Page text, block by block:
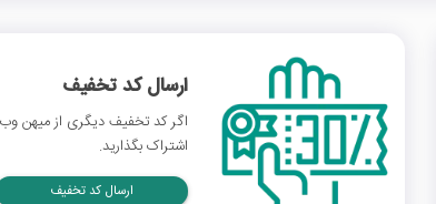
ارسال کد تخفیف
اگر کد تخفیف دیگری از میهن
اشتراک بگذارید.
ارسال کد تخفیف